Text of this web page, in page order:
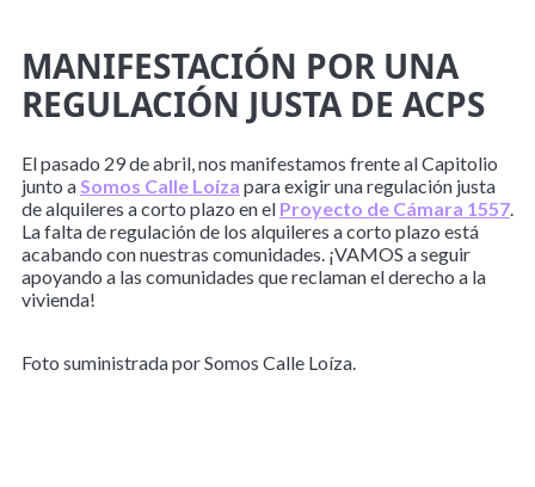
MANIFESTACIÓN POR UNA
REGULACIÓN JUSTA DE ACPS
El pasado 29 de abril, nos manifestamos frente al Capitolio
junto aSomos Calle Loíza para exigir una regulación justa
de alquileres a corto plazo en el Proyecto de Cámara 1557.
La falta de regulación de los alquileres a corto plazo está
acabando con nuestras comunidades. ¡VAMOS a seguir
apoyando a las comunidades que reclaman el derecho a la
vivienda!
Foto suministrada por Somos Calle Loíza.